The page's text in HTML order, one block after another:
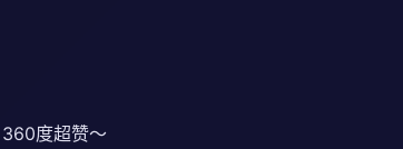
度超赞～